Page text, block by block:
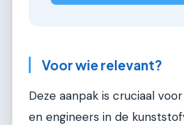
Voor wie relevant?
Deze aanpak is cruciaal
en engineers in de